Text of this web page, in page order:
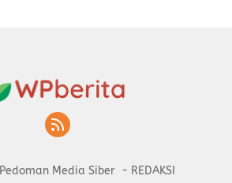
Pedoman Media Siber REDAKSI